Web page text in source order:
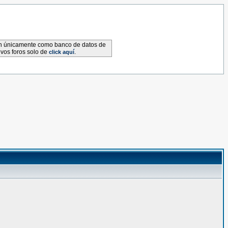
como banco de datos de
foros solo de click aquí.